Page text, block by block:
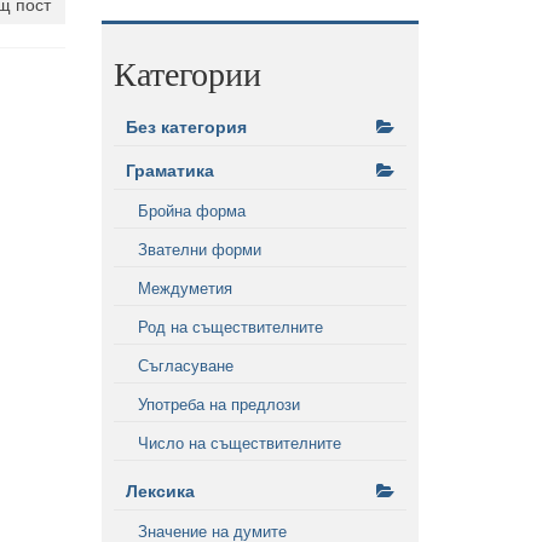
пост
Категории
Без категория
Граматика
Бройна форма
Звателни форми
Междуметия
Род на съществителните
Съгласуване
Употреба на предлози
Число на съществителните
Лексика
Значение на думите